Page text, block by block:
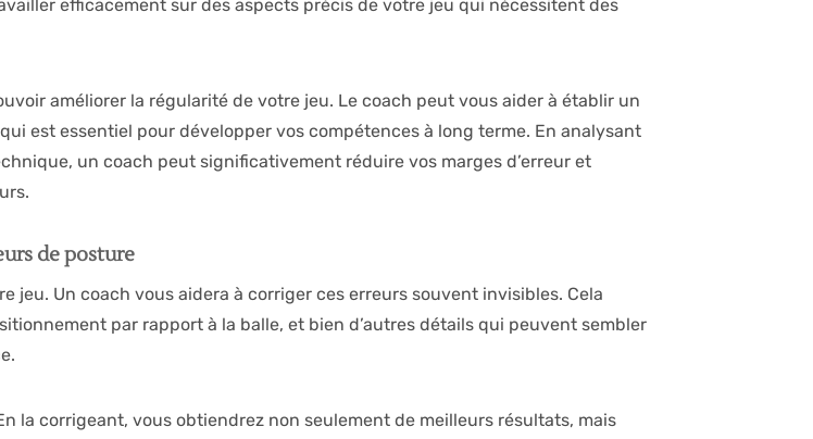
efficacement sur des aspects précis de votre jeu qui nécessitent des
améliorer la régularité de votre jeu. Le coach peut vous aider à établir un
est essentiel pour développer vos compétences à long terme. En analysant
un coach peut significativement réduire vos marges d’erreur et
de posture
jeu. Un coach vous aidera à corriger ces erreurs souvent invisibles. Cela
par rapport à la balle, et bien d’autres détails qui peuvent sembler
la corrigeant, vous obtiendrez non seulement de meilleurs résultats, mais